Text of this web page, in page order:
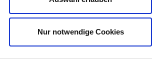
Nur notwendige Cookies